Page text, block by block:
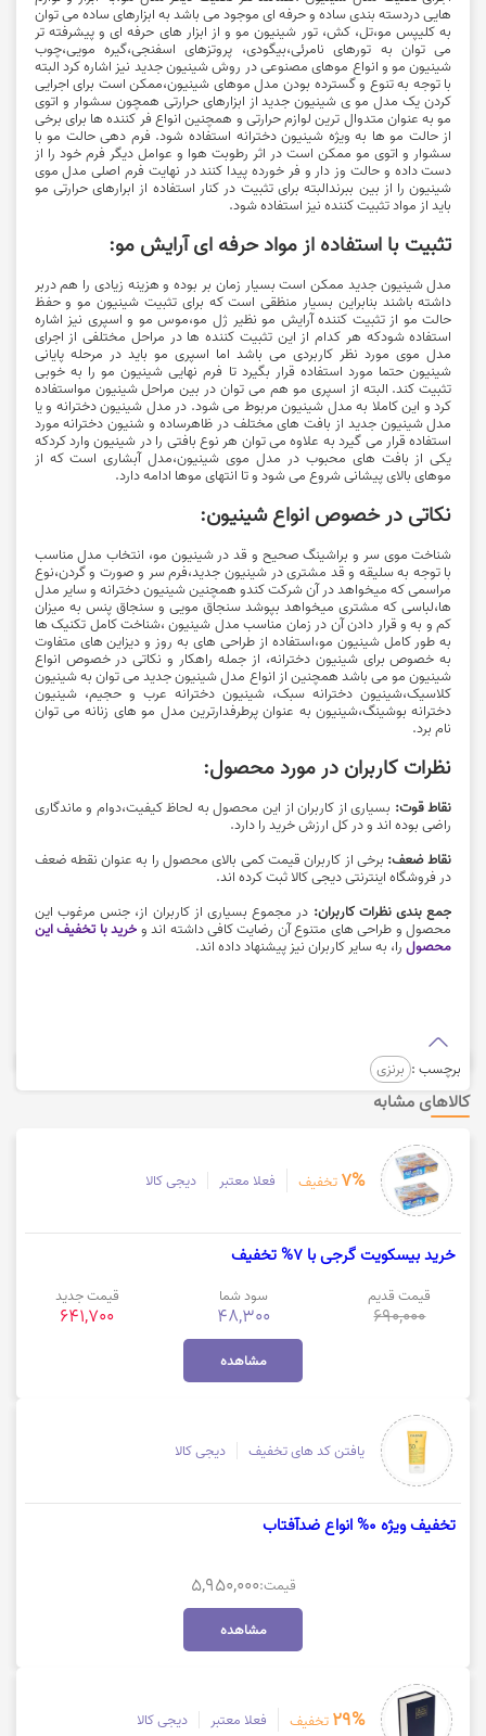
هایی دردسته بندی ساده و حرفه ای موجود می باشد به ابزارهای ساده می توان
به کلیپس مو،تل، کش، تور شینیون مو و از ابزار های حرفه ای و پیشرفته تر
می توان به تورهای نامرئی،بیگودی، پروتزهای اسفنجی،گیره مویی،چوب
شینیون مو و انواع موهای مصنوعی در روش شینیون جدید نیز اشاره کرد البته
با توجه به تنوع و گسترده بودن مدل موهای شینیون،ممکن است برای اجرایی
کردن یک مدل مو ی شینیون جدید از ابزارهای حرارتی همچون سشوار و اتوی
مو به عنوان متدوال ترین لوازم حرارتی و همچنین انواع فر کننده ها برای برخی
از حالت مو ها به ویژه شینیون دخترانه استفاده شود. فرم دهی حالت مو با
سشوار و اتوی مو ممکن است در اثر رطوبت هوا و عوامل دیگر فرم خود را از
دست داده و حالت وز دار و فر خورده پیدا کنند در نهایت فرم اصلی مدل موی
شینیون را از بین ببرندالبته برای تثبیت در کنار استفاده از ابرارهای حرارتی مو
باید از مواد تثبیت کننده نیز استفاده شود.
تثبیت با استفاده از مواد حرفه ای آرایش مو:
مدل شینیون جدید ممکن است بسیار زمان بر بوده و هزینه زیادی را هم دربر
داشته باشند بنابراین بسیار منظقی است که برای تثبیت شینیون مو و حفظ
حالت مو از تثبیت کننده آرایش مو نظیر ژل مو،موس مو و اسپری نیز اشاره
استفاده شودکه هر کدام از این تثبیت کننده ها در مراحل مختلفی از اجرای
مدل موی مورد نظر کاربردی می باشد اما اسپری مو باید در مرحله پایانی
شینیون حتما مورد استفاده قرار بگیرد تا فرم نهایی شینیون مو را به خوبی
تثبیت کند. البته از اسپری مو هم می توان در بین مراحل شینیون مواستفاده
کرد و این کاملا به مدل شینیون مربوط می شود. در مدل شینیون دخترانه و یا
مدل شینیون جدید از بافت های مختلف در ظاهرساده و شنیون دخترانه مورد
استفاده قرار می گیرد به علاوه می توان هر نوع بافتی را در شینیون وارد کردکه
یکی از بافت های محبوب در مدل موی شینیون،مدل آبشاری است که از
موهای بالای پیشانی شروع می شود و تا انتهای موها ادامه دارد.
نکاتی در خصوص انواع شینیون:
شناخت موی سر و براشینگ صحیح و قد درشینیون مو، انتخاب مدل مناسب
با توجه به سلیقه و قد مشتری در شینیون جدید،فرم سر و صورت و گردن،نوع
مراسمی که میخواهد در آن شرکت کندو همچنین شینیون دخترانه و سایر مدل
ها،لباسی که مشتری میخواهد بپوشد سنجاق مویی و سنجاق پنس به میزان
کم و به و قرار دادن آن در زمان مناسب مدل شینیون ،شناخت کامل تکنیک ها
به طور کامل شینیون مو،استفاده از طراحی های به روز و دیزاین های متفاوت
به خصوص برای شینیون دخترانه، از جمله راهکار و نکاتی در خصوص انواع
شینیون مو می باشد همچنین از انواع مدل شینیون جدید می توان به شینیون
کلاسیک،شینیون دخترانه سبک، شینیون دخترانه عرب و حجیم، شینیون
دخترانه بوشینگ،شینیون به عنوان پرطرفدارترین مدل مو های زنانه می توان
نام برد.
نظرات کاربران در مورد محصول:
نقاط قوت: بسیاری از کاربران از این محصول به لحاظ کیفیت،دوام و ماندگاری
راضی بوده اند و در کل ارزش خرید را دارد.
نقاط ضعف: برخی از کاربران قیمت کمی بالای محصول را به عنوان نقطه ضعف
در فروشگاه اینترنتیدیجی کالا ثبت کرده اند.
جمع بندی نظرات کاربران: در مجموع بسیاری از کاربران از، جنس مرغوب این
محصول و طراحی های متنوع آن رضایت کافی داشته اند و خرید با تخفیف این
محصولرا، به سایر کاربران نیز پیشنهاد داده اند.
برچسب : برنزی
کالاهای مشابه
7% تخفیف فعلا معتبر دیجی کالا
خرید بیسکویت گرجی با 7% تخفیف
قیمت قدیم
690,000
سود شما
48,300
قیمت جدید
641,700
مشاهده
یافتن کد های تخفیف دیجی کالا
تخفیف ویژه 0% انواع ضدآفتاب
قیمت:5,950,000
مشاهده
29% تخفیف فعلا معتبر دیجی کالا